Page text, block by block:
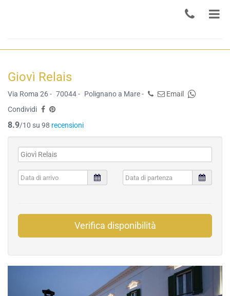
Giovì Relais
Via Roma 26 - 70044 - Polignano a Mare -
Email
Condividi
8.9/10 su 98 recensioni
Verifica disponibilità